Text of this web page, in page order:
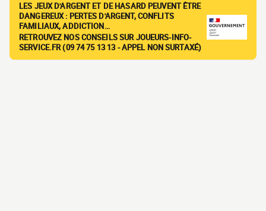
LES JEUX D'ARGENT ET DE HASARD PEUVENT ÊTRE
DANGEREUX : PERTES D'ARGENT, CONFLITS
FAMILIAUX, ADDICTION…
RETROUVEZ NOS CONSEILS SUR JOUEURS-INFO-
SERVICE.FR (09 74 75 13 13 - APPEL NON SURTAXÉ)